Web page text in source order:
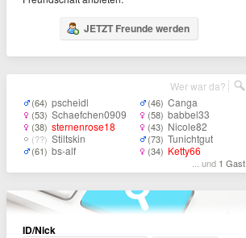
JETZT Freunde werden
(64) pscheidl
(53) Schaefchen0909
(38) sternenrose18
(??) Stiltskin
(61) bs-alf
(46) Canga
(58) babbel33
(43) Nicole82
(73) Tunichtgut
(34) Ketty66
... und 1 Gast
Wer war da?
ID/Nick